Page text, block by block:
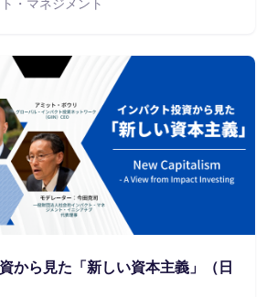
・マネジメント
から見た「新しい資本主義」（日